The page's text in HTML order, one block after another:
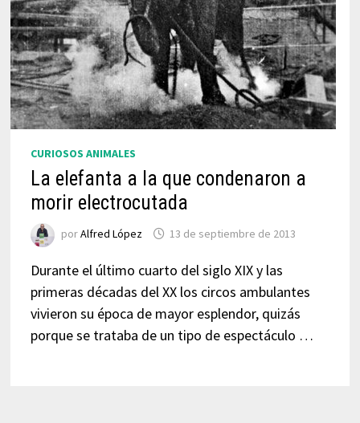
CURIOSOS ANIMALES
La elefanta a la que condenaron a
morir electrocutada
porAlfred López 13 de septiembre de 2013
Durante el último cuarto del siglo XIX y las
primeras décadas del XX los circos ambulantes
vivieron su época de mayor esplendor, quizás
porque se trataba de un tipo de espectáculo …